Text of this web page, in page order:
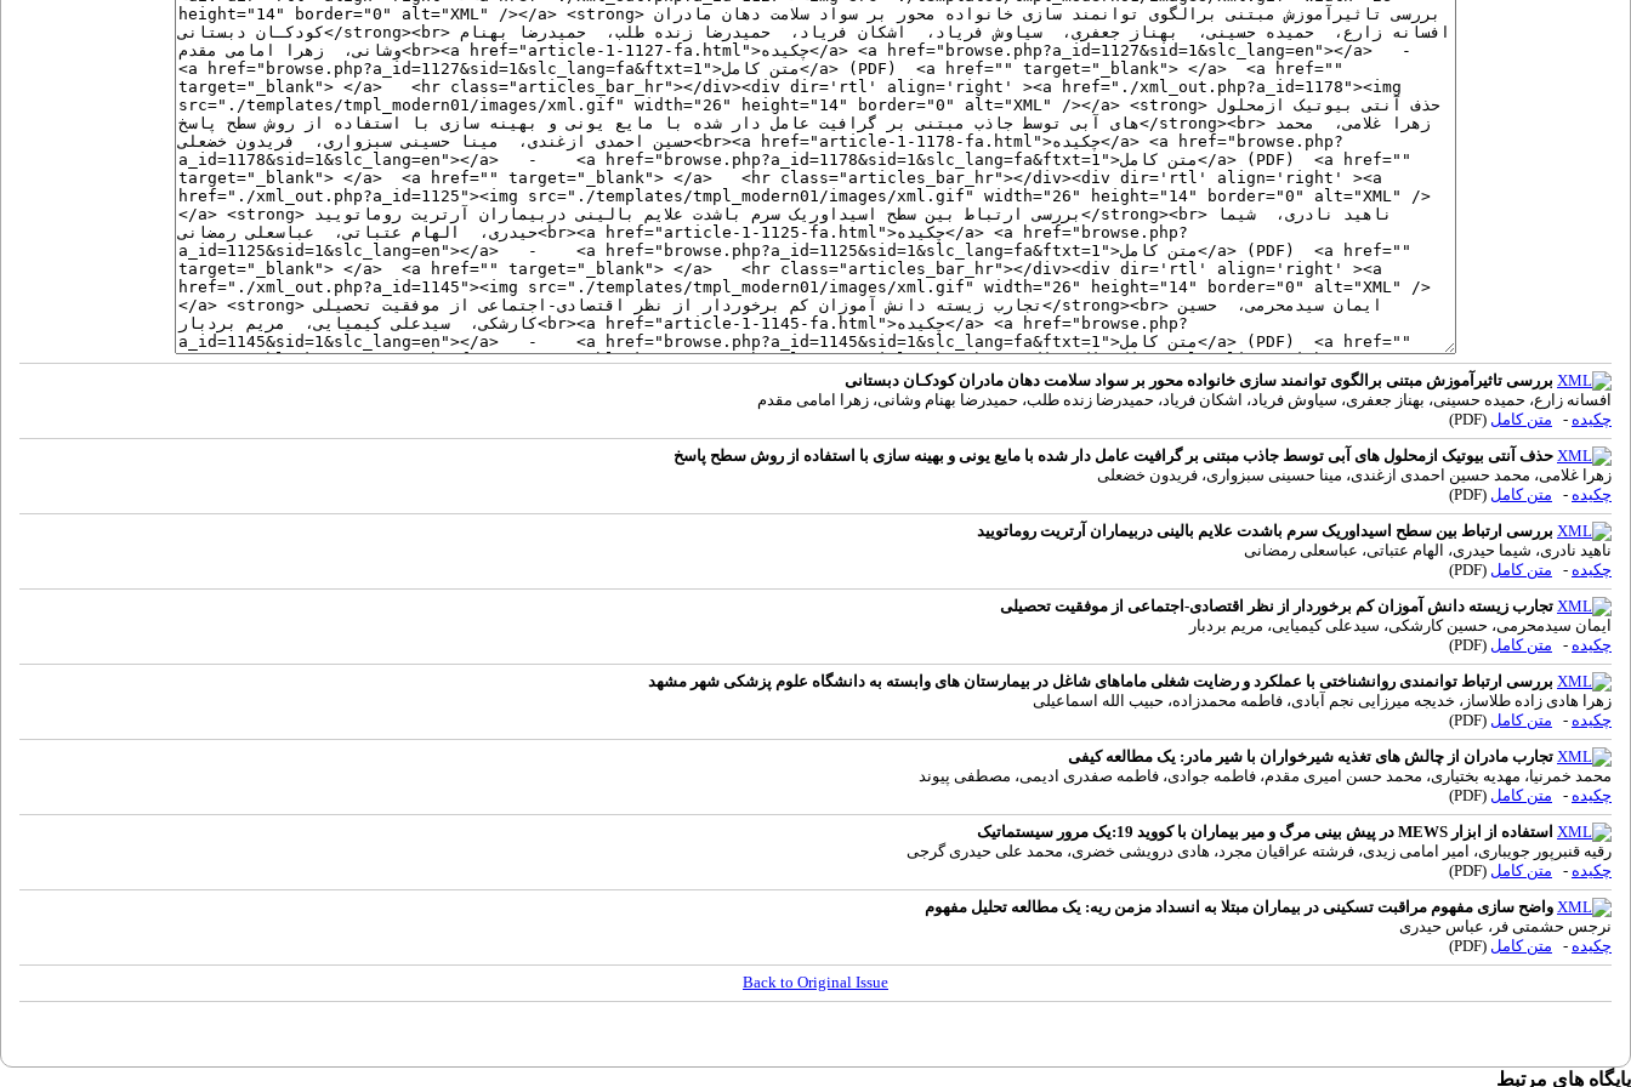
بررسی تاثیرآموزش مبتنی برالگوی توانمند سازی خانواده محور بر سواد سلامت دهان مادران کودکـان دبستانی
افسانه زارع، حمیده حسینی، بهناز جعفری، سیاوش فریاد، اشکان فریاد، حمیدرضا زنده طلب، حمیدرضا بهنام وشانی، زهرا امامی مقدم
چکیده - متن کامل (PDF)
حذف آنتی بیوتیک ازمحلول های آبی توسط جاذب مبتنی بر گرافیت عامل دار شده با مایع یونی و بهینه سازی با استفاده از روش سطح پاسخ
زهرا غلامی، محمد حسین احمدی ازغندی، مینا حسینی سبزواری، فریدون خضعلی
چکیده - متن کامل (PDF)
بررسی ارتباط بین سطح اسیداوریک سرم باشدت علایم بالینی دربیماران آرتریت روماتویید
ناهید نادری، شیما حیدری، الهام عتباتی، عباسعلی رمضانی
چکیده - متن کامل (PDF)
تجارب زیسته دانش آموزان کم برخوردار از نظر اقتصادی-اجتماعی از موفقیت تحصیلی
ایمان سیدمحرمی، حسین کارشکی، سیدعلی کیمیایی، مریم بردبار
چکیده - متن کامل (PDF)
بررسی ارتباط توانمندی روانشناختی با عملکرد و رضایت شغلی ماماهای شاغل در بیمارستان های وابسته به دانشگاه علوم پزشکی شهر مشهد
زهرا هادی زاده طلاساز، خدیجه میرزایی نجم آبادی، فاطمه محمدزاده، حبیب الله اسماعیلی
چکیده - متن کامل (PDF)
تجارب مادران از چالش های تغذیه شیرخواران با شیر مادر: یک مطالعه کیفی
محمد خمرنیا، مهدیه بختیاری، محمد حسن امیری مقدم، فاطمه جوادی، فاطمه صفدری ادیمی، مصطفی پیوند
چکیده - متن کامل (PDF)
استفاده از ابزار MEWS در پیش بینی مرگ و میر بیماران با کووید 19:یک مرور سیستماتیک
رقیه قنبرپور جویباری، امیر امامی زیدی، فرشته عراقیان مجرد، هادی درویشی خضری، محمد علی حیدری گرجی
چکیده - متن کامل (PDF)
واضح سازی مفهوم مراقبت تسکینی در بیماران مبتلا به انسداد مزمن ریه: یک مطالعه تحلیل مفهوم
نرجس حشمتی فر، عباس حیدری
چکیده - متن کامل (PDF)
Back to Original Issue
پایگاه های مرتبط